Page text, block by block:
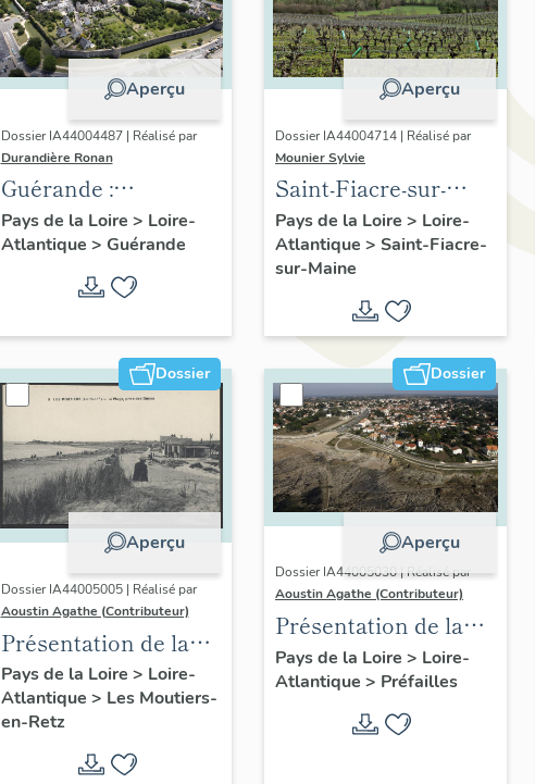
Aperçu
Dossier IA44004487 | Réalisé par
Durandière Ronan
Guérande :
présentation de la
commune et de l'aire
Pays de la Loire > Loire-
Atlantique > Guérande
Aperçu
Dossier IA44004714 | Réalisé par
Mounier Sylvie
Saint-Fiacre-sur-
Maine : présentation
du patrimoine de la
commune
Pays de la Loire > Loire-
Atlantique > Saint-Fiacre-
sur-Maine
Dossier
Aperçu
Dossier IA44005005 | Réalisé par
Aoustin Agathe (Contributeur)
Présentation de la
commune des
Moutiers-en-Retz
Pays de la Loire > Loire-
Atlantique > Les Moutiers-
en-Retz
Dossier
Aperçu
Dossier IA44005030 | Réalisé par
Aoustin Agathe (Contributeur)
Présentation de la
commune de
Préfailles
Pays de la Loire > Loire-
Atlantique > Préfailles